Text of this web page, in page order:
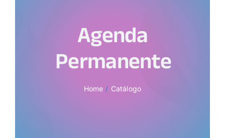
Agenda
Permanente
Home Catálogo